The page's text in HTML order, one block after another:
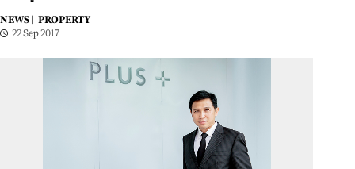
NEWS |
PROPERTY
22 Sep 2017